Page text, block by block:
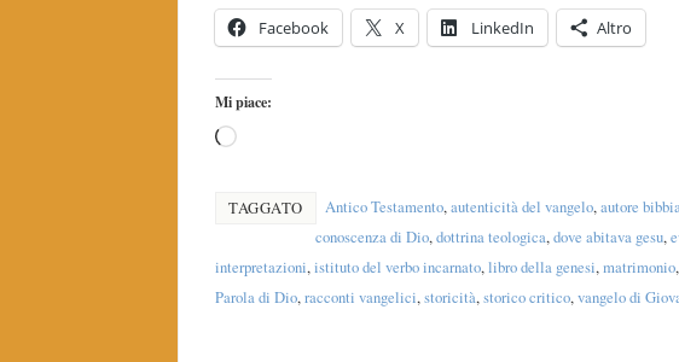
Facebook X LinkedIn Altro
Mi piace:
TAGGATO Antico Testamento,autenticità del vangelo,autore
conoscenza di Dio,dottrina teologica,dove abitava gesu,
interpretazioni,istituto del verbo incarnato,libro della genesi,matrimonio,
Parola di Dio,racconti vangelici,storicità,storico critico,vangelo di